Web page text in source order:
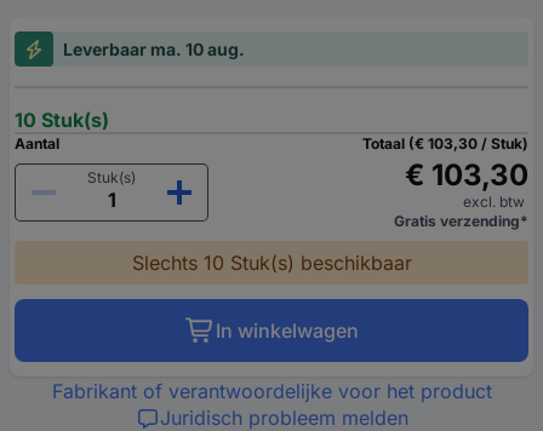
Leverbaar ma. 10 aug.
10 Stuk(s)
Aantal
Stuk(s)
Totaal (€ 103,30 / Stuk)
€ 103,30
excl. btw
Gratis verzending*
Slechts 10 Stuk(s) beschikbaar
In winkelwagen
Fabrikant of verantwoordelijke voor het product
Juridisch probleem melden